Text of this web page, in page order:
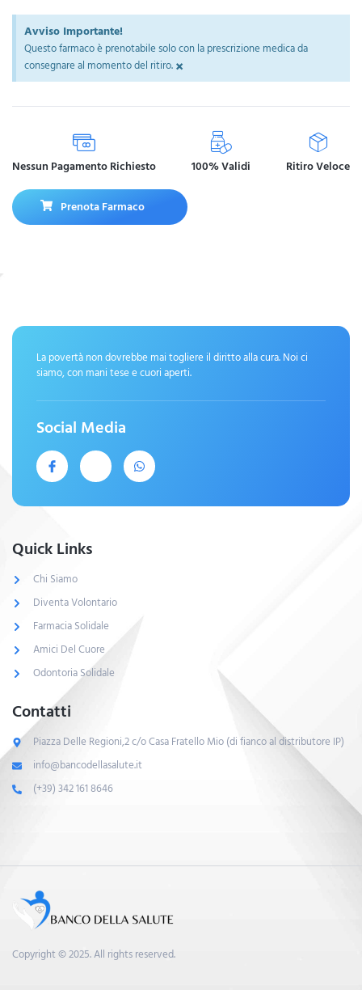
Avviso Importante!
Questo farmaco è prenotabile solo con la prescrizione medica da
consegnare al momento del ritiro.×
Nessun Pagamento Richiesto 100% Validi Ritiro Veloce
Prenota Farmaco
La povertà non dovrebbe mai togliere il diritto alla cura. Noi ci
siamo, con mani tese e cuori aperti.
Social Media
Quick Links
Chi Siamo
Diventa Volontario
Farmacia Solidale
Amici Del Cuore
Odontoria Solidale
Contatti
Piazza Delle Regioni,2 c/o Casa Fratello Mio (di fianco al distributore IP)
info@bancodellasalute.it
(+39) 342 161 8646
Copyright © 2025. All rights reserved.